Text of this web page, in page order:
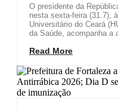
O presidente da
nesta sexta-feira (31.7),
Universitário do Ceará
da Saúde, acompanha a
Read More